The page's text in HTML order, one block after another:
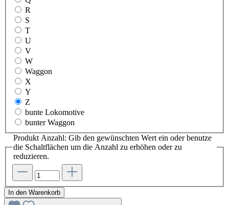
R
S
T
U
V
W
Waggon
X
Y
Z
bunte Lokomotive
bunter Waggon
Produkt Anzahl: Gib den gewünschten Wert ein oder benutze
die Schaltflächen um die Anzahl zu erhöhen oder zu
reduzieren.
In den Warenkorb